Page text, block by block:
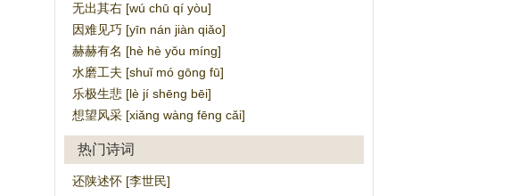
无出其右 [wú chū qí yòu]
因难见巧 [yīn nán jiàn qiǎo]
赫赫有名 [hè hè yǒu míng]
水磨工夫 [shuǐ mó gōng fū]
乐极生悲 [lè jí shēng bēi]
想望风采 [xiǎng wàng fēng cǎi]
热门诗词
还陕述怀 [李世民]